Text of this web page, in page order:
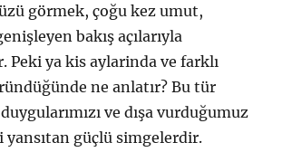
görmek, çoğu kez umut,
bakış açılarıyla
ya kis aylarinda ve farklı
ne anlatır? Bu tür
ve dışa vurduğumuz
güçlü simgelerdir.